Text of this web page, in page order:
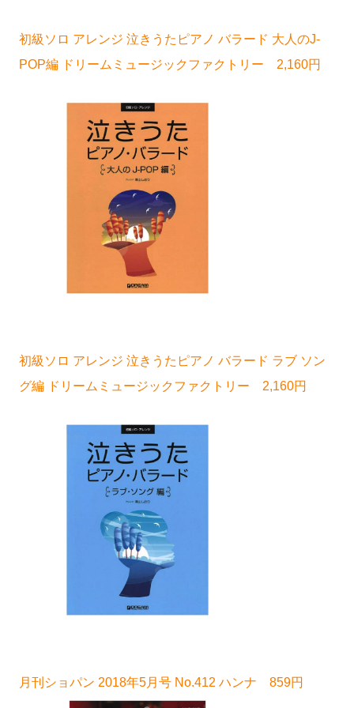
初級ソロ アレンジ 泣きうたピアノ バラード 大人のJ-
POP編 ドリームミュージックファクトリー 2,160円
初級ソロ アレンジ 泣きうたピアノ バラード ラブ ソン
グ編 ドリームミュージックファクトリー 2,160円
月刊ショパン 2018年5月号 No.412 ハンナ 859円